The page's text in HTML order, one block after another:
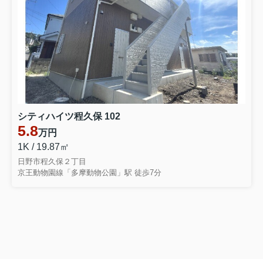
シティハイツ程久保 102
5.8万円
1K / 19.87㎡
日野市程久保２丁目
京王動物園線「多摩動物公園」駅 徒歩7分